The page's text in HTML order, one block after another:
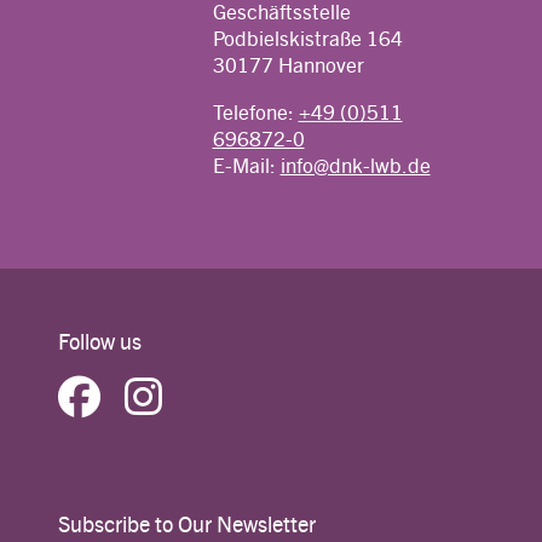
Geschäftsstelle
Podbielskistraße 164
30177 Hannover
Telefone: +49 (0)511
696872-0
E-Mail: info@dnk-lwb.de
Follow us
Subscribe to Our Newsletter